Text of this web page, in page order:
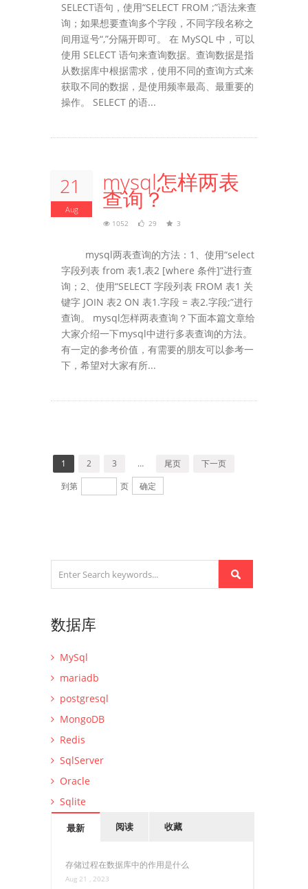
SELECT语句，使用“SELECT FROM ;”语法来查
询；如果想要查询多个字段，不同字段名称之
间用逗号“,”分隔开即可。 在 MySQL 中，可以
使用 SELECT 语句来查询数据。查询数据是指
从数据库中根据需求，使用不同的查询方式来
获取不同的数据，是使用频率最高、最重要的
操作。 SELECT 的语...
21
Aug
mysql怎样两表
查询？
1052 29 3
mysql两表查询的方法：1、使用“select
字段列表 from 表1,表2 [where 条件]”进行查
询；2、使用“SELECT 字段列表 FROM 表1 关
键字 JOIN 表2 ON 表1.字段 = 表2.字段;”进行
查询。 mysql怎样两表查询？下面本篇文章给
大家介绍一下mysql中进行多表查询的方法。
有一定的参考价值，有需要的朋友可以参考一
下，希望对大家有所...
1 2 3 … 尾页
下一页
到第
页 确定
数据库
MySql
mariadb
postgresql
MongoDB
Redis
SqlServer
Oracle
Sqlite
最新 阅读 收藏
存储过程在数据库中的作用是什么
Aug 21 , 2023